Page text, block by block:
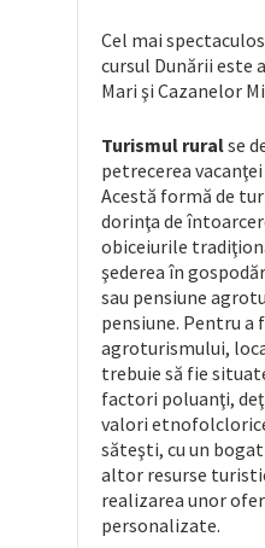
Cel mai
cursul Dunării este
Mari şi Cazanelor
Turismul ruralse
petrecerea
Acestă formă de
dorinţa de
obiceiurile
şederea în
sau pensiune
pensiune. Pentru a
agroturismului,
trebuie să fie
factori poluanţi,
valori
săteşti, cu un
altor resurse
realizarea unor
personalizate.